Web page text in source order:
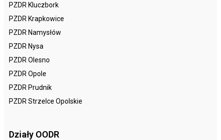
PZDR Kluczbork
PZDR Krapkowice
PZDR Namysłów
PZDR Nysa
PZDR Olesno
PZDR Opole
PZDR Prudnik
PZDR Strzelce Opolskie
Działy OODR